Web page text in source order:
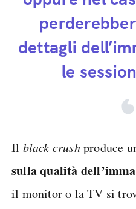
dettagli
le
Il black crushproduce
sulla qualità
il monitor o la TV si